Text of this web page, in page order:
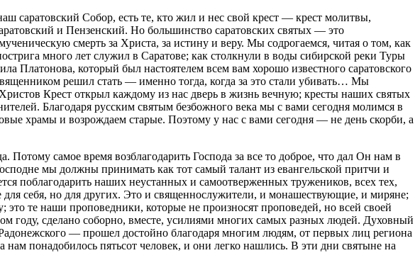
саратовский Собор, есть те, кто жил и нес свой крест — крест молитвы,
и Пензенский. Но большинство саратовских святых — это
смерть за Христа, за истину и веру. Мы содрогаемся, читая о том, как
много лет служил в Саратове; как столкнули в воды сибирской реки Туры
Платонова, который был настоятелем всем вам хорошо известного саратовского
решил стать — именно тогда, когда за это стали убивать… Мы
Крест открыл каждому из нас дверь в жизнь вечную; кресты наших святых
Благодаря русским святым безбожного века мы с вами сегодня молимся в
храмы и возрождаем старые. Поэтому у нас с вами сегодня — не день скорби, а
самое время возблагодарить Господа за все то доброе, что дал Он нам в
мы должны принимать как тот самый талант из евангельской притчи и
поблагодарить наших неустанных и самоотверженных тружеников, всех тех,
себя, но для других. Это и священнослужители, и монашествующие, и миряне;
те наши проповедники, которые не произносят проповедей, но всей своей
году, сделано соборно, вместе, усилиями многих самых разных людей. Духовный
— прошел достойно благодаря многим людям, от первых лиц региона
понадобилось пятьсот человек, и они легко нашлись. В эти дни святыне на